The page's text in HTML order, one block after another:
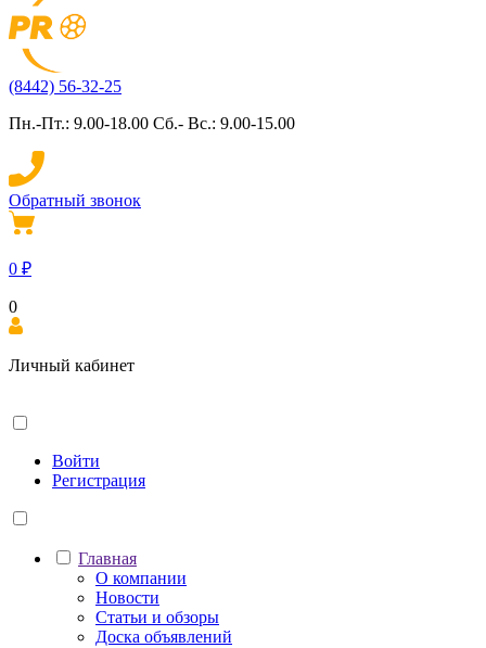
(8442) 56-32-25
Пн.-Пт.: 9.00-18.00 Сб.- Вс.: 9.00-15.00
Обратный звонок
0 ₽
0
Личный кабинет
Войти
Регистрация
Главная
О компании
Новости
Статьи и обзоры
Доска объявлений